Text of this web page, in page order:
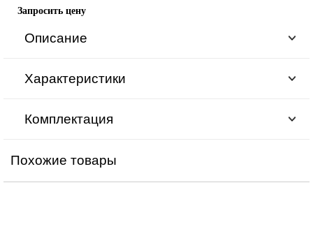
Запросить цену
Описание
Характеристики
Комплектация
Похожие товары